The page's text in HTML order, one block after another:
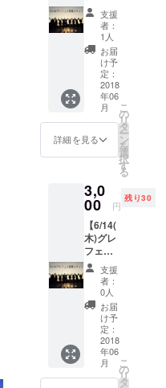
ます。
設営ス
タッ
フ】 み
んなで
一緒に
会場を
設営し
ましょ
う！
6/13(水
）
JR「園
部駅」
合
10:00
設営開
始
13:00
昼食
19:00
夕食
20:00
ロッジ
宿泊
（宿泊
しなく
ても
可）
（昼
支援
者：
1人
お届
け予
定：
2018
年06
月
詳細を見る
こ
の
リ
タ
ー
ン
を
選
択
す
る
3,0
00 円
残り30
【6/14(
木)グレ
フェス
設営ス
タッ
フ】 み
んなで
一緒に
会場を
設営し
ましょ
う！
6/14(木
支援
者：
0人
お届
け予
定：
2018
年06
月
こ
の
リ
タ